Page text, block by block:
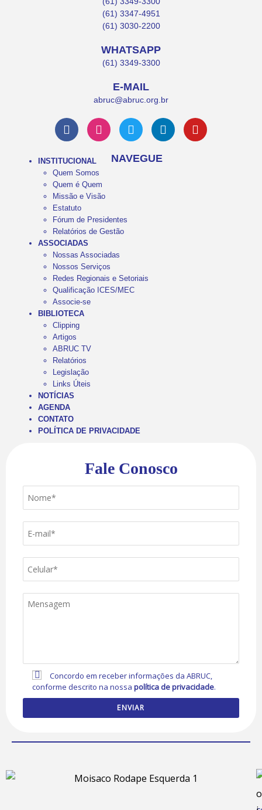
(61) 3347-4951
(61) 3030-2200
WHATSAPP
(61) 3349-3300
E-MAIL
abruc@abruc.org.br
NAVEGUE
INSTITUCIONAL
Quem Somos
Quem é Quem
Missão e Visão
Estatuto
Fórum de Presidentes
Relatórios de Gestão
ASSOCIADAS
Nossas Associadas
Nossos Serviços
Redes Regionais e Setoriais
Qualificação ICES/MEC
Associe-se
BIBLIOTECA
Clipping
Artigos
ABRUC TV
Relatórios
Legislação
Links Úteis
NOTÍCIAS
AGENDA
CONTATO
POLÍTICA DE PRIVACIDADE
Fale Conosco
Concordo em receber informações da ABRUC,
conforme descrito na nossapolítica de privacidade.